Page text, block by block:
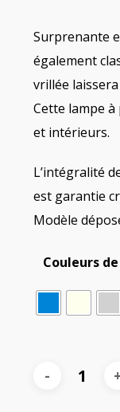
Surprenante
également
vrillée
Cette lampe
et intérieurs.
L’intégralité
est garantie
Modèle
Couleurs